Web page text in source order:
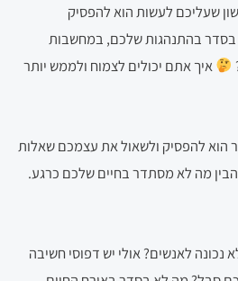
שעליכם לעשות הוא להפסיק
בהתנהגות שלכם, במחשבות
איך אתם יכולים לצמוח ולממש יותר
הוא להפסיק ולשאול את עצמכם שאלות
מה לא מסתדר בחיים שלכם כרגע.
נכונה לאנשים? אולי יש דפוסי חשיבה